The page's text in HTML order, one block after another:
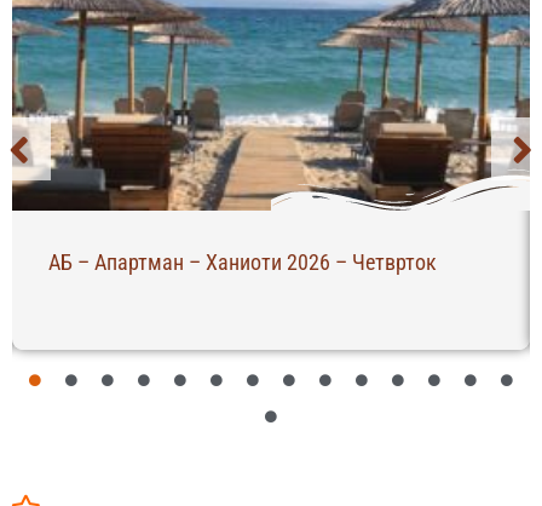
АБ – Апартман – Ханиоти 2026 – Четврток